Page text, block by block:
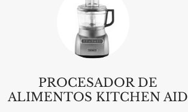
PROCESADOR DE
ALIMENTOS KITCHEN AID